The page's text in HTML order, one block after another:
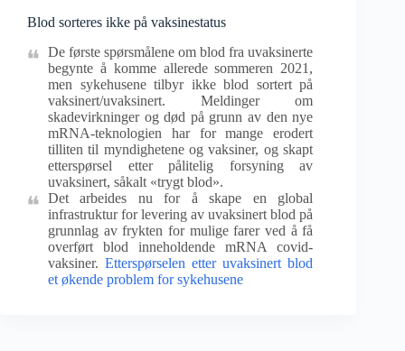
Blod sorteres ikke på vaksinestatus
De første spørsmålene om blod fra uvaksinerte
begynte å komme allerede sommeren 2021,
men sykehusene tilbyr ikke blod sortert på
vaksinert/uvaksinert. Meldinger om
skadevirkninger og død på grunn av den nye
mRNA-teknologien har for mange erodert
tilliten til myndighetene og vaksiner, og skapt
etterspørsel etter pålitelig forsyning av
uvaksinert, såkalt «trygt blod».
Det arbeides nu for å skape en global
infrastruktur for levering av uvaksinert blod på
grunnlag av frykten for mulige farer ved å få
overført blod inneholdende mRNA covid-
vaksiner.Etterspørselen etter uvaksinert blod
et økende problem for sykehusene